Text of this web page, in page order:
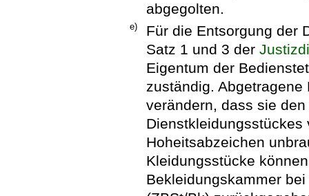
abgegolten.
e)
Für die Entsorgung der
Satz 1 und 3 der
Eigentum der
zuständig.
verändern, dass sie
Dienstkleidungsstückes
Hoheitsabzeichen
Kleidungsstücke
Bekleidungskammer